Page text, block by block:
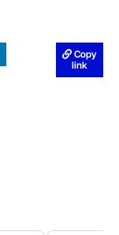
Copy
link